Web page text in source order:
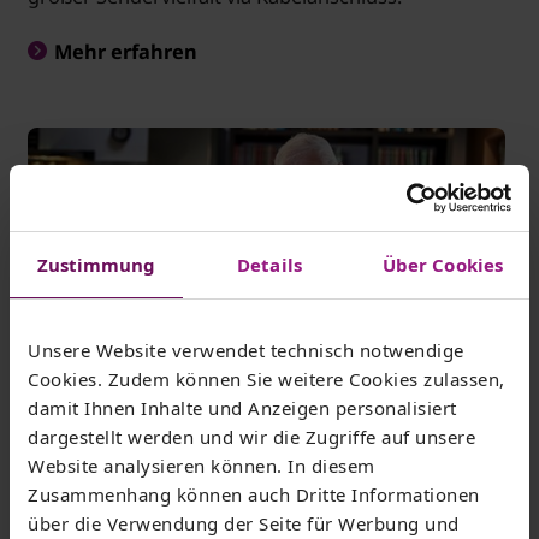
Zustimmung Details Über Cookies
Unsere Website verwendet technisch notwendige
Cookies. Zudem können Sie weitere Cookies zulassen,
damit Ihnen Inhalte und Anzeigen personalisiert
dargestellt werden und wir die Zugriffe auf unsere
Website analysieren können. In diesem
Zusammenhang können auch Dritte Informationen
über die Verwendung der Seite für Werbung und
Mehr erfahren
Geber86/Getty Images
Gera - WG „Neuer Weg“ eG
Durch die Umstellung auf ein neues TV-Signal
können alle Mieterinnen und Mieter ab sofort